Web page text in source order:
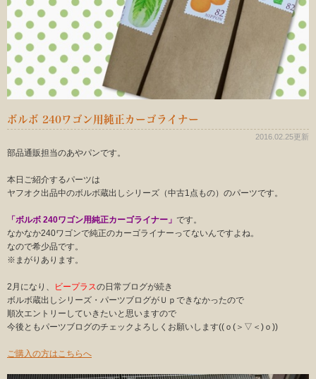
ボルボ 240ワゴン用純正カーゴライナー
2016.02.25更新
部品通販担当のあやパンです。
本日ご紹介するパーツは
ヤフオク出品中のボルボ蔵出しシリーズ（中古1点もの）のパーツです。
「ボルボ 240ワゴン用純正カーゴライナー」 です。
なかなか240ワゴンで純正のカーゴライナーってないんですよね。
なので希少品です。
※まがりあります。
2月になり、 ビープラスの日常ブログが続き
ボルボ蔵出しシリーズ・パーツブログがＵｐできなかったので
順次エントリーしていきたいと思いますので
今後ともパーツブログのチェックよろしくお願いします((ｏ(＞▽＜)ｏ))
ご購入の方はこちらへ